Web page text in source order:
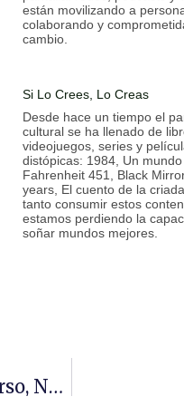
están movilizando a
colaborando y
cambio.
Si Lo Crees, Lo Creas
Desde hace un tiempo el
cultural se ha llenado de
videojuegos, series y
distópicas: 1984, Un mundo
Fahrenheit 451, Black
years, El cuento de la
tanto consumir estos
estamos perdiendo la
soñar mundos mejores.
Nuevo Curso, Nuevos Brotes